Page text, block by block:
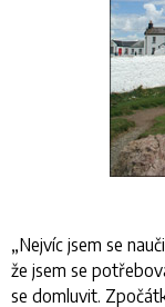
„Nejvíc jsem se
že jsem se
se domluvit.